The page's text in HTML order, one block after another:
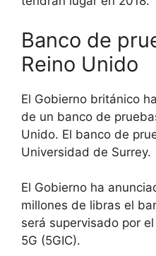
Banco de
Reino Unido
El Gobierno británico
de un banco de
Unido. El banco de
Universidad de Surrey.
El Gobierno ha
millones de libras el
será supervisado por
5G (5GIC).